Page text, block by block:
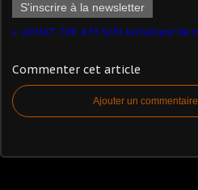
S'inscrire à la newsletter
Commenter cet article
Ajouter un commentaire